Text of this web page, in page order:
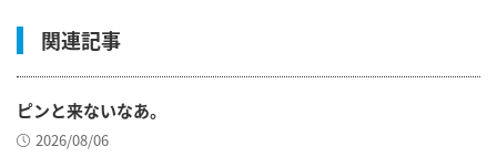
関連記事
ピンと来ないなあ。
2026/08/06